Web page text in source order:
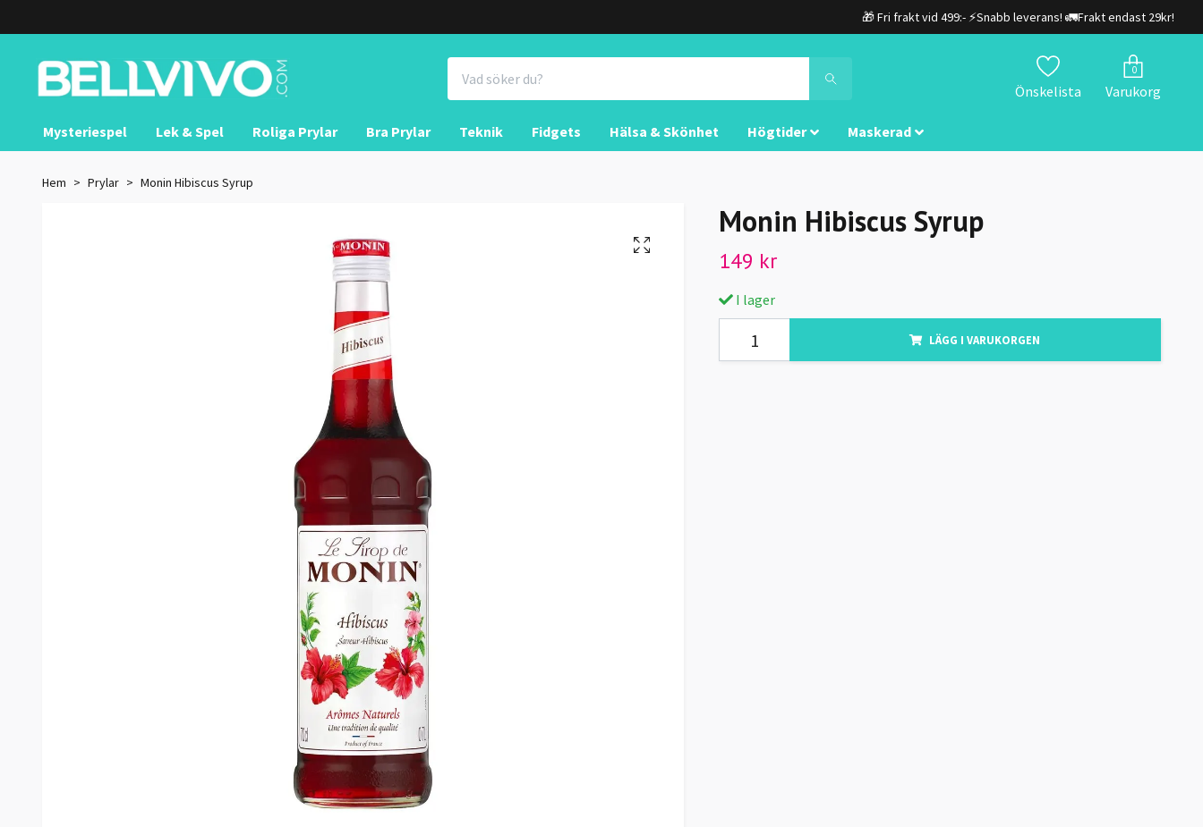
🎁 Fri frakt vid 499:- ⚡Snabb leverans! 🚛Frakt endast 29kr!
Önskelista
0
Varukorg
Mysteriespel Lek & Spel Roliga Prylar Bra Prylar Teknik Fidgets Hälsa & Skönhet Högtider Maskerad
Hem Prylar Monin Hibiscus Syrup
Monin Hibiscus Syrup
149 kr
I lager
LÄGG I VARUKORGEN